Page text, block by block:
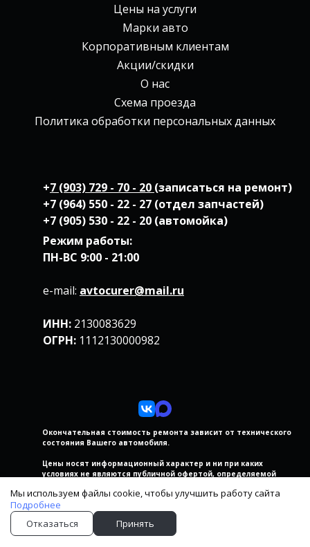
Цены на услуги
Марки авто
Корпоративным клиентам
Акции/скидки
О нас
Схема проезда
Политика обработки персональных данных
+7 (903) 729 - 70 - 20 (записаться на ремонт)
+7 (964) 550 - 22 - 27 (отдел запчастей)
+7 (905) 530 - 22 - 20 (автомойка)
Режим работы:
ПН-ВС 9:00 - 21:00
e-mail: avtocurer@mail.ru
ИНН: 2130083629
ОГРН: 1112130000982
Окончательная стоимость ремонта зависит от технического
состояния Вашего автомобиля.
Цены носят информационный характер и ни при каких
условиях не являются публичной офертой, определяемой
Все содержащиеся на Сайте сведения носят исключительно
информационный характер и не является исчерпывающими
*подробности у мастеров-приемщиков
Мы используем файлы cookie, чтобы улучшить работу сайта
Подробнее
Отказаться
Принять